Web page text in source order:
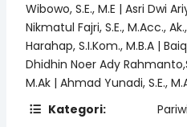
Wibowo, S.E., M.E | Asri Dwi
Nikmatul Fajri, S.E., M.Acc.,
Harahap, S.I.Kom., M.B.A |
Dhidhin Noer Ady
M.Ak | Ahmad Yunadi, S.E.,
Kategori: